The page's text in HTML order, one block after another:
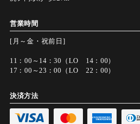
営業時間
[月～金・
11：00～14：30（LO 14：00）
17：00～23：00（LO 22：00）
決済方法